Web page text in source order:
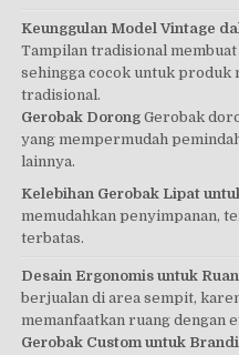
Keunggulan Model Vintage
Tampilan tradisional
sehingga cocok untuk produk
tradisional.
Gerobak Dorong Gerobak
yang mempermudah
lainnya.
Kelebihan Gerobak Lipat
memudahkan penyimpanan,
terbatas.
Desain Ergonomis untuk
berjualan di area sempit,
memanfaatkan ruang dengan
Gerobak Custom untuk